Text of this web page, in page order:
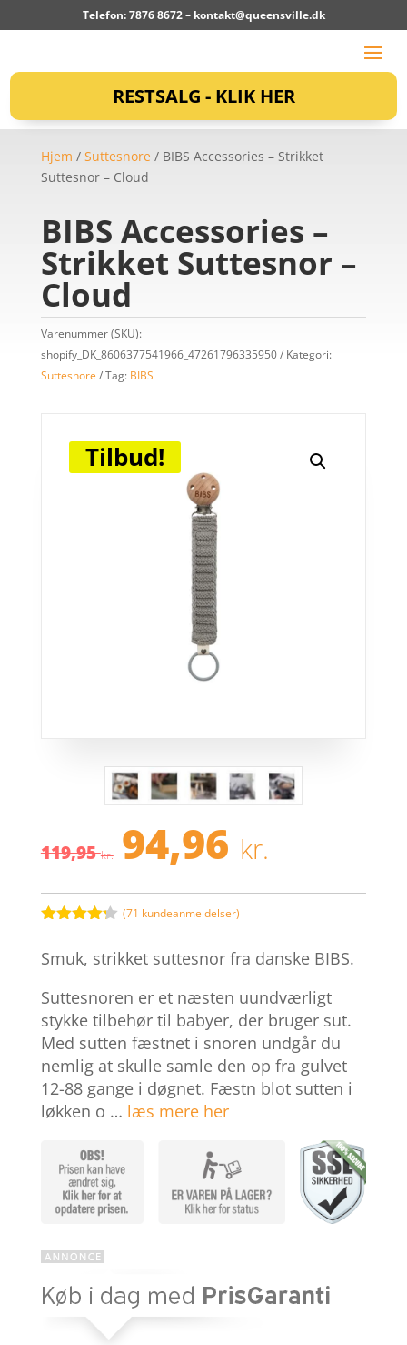
Telefon: 7876 8672 – kontakt@queensville.dk
RESTSALG - KLIK HER
Hjem / Suttesnore / BIBS Accessories – Strikket
Suttesnor – Cloud
BIBS Accessories –
Strikket Suttesnor –
Cloud
Varenummer (SKU):
shopify_DK_8606377541966_47261796335950
Kategori:
Suttesnore
Tag: BIBS
Tilbud!
119,95kr. Den
oprindelige
pris
var:
119,95 kr..
94,96 kr.
pris
er:
ud af 5
på
kundebedø
mmelser
(71 kundeanmeldelser)
Smuk, strikket suttesnor fra danske BIBS.
Suttesnoren er et næsten uundværligt
stykke tilbehør til babyer, der bruger sut.
Med sutten fæstnet i snoren undgår du
nemlig at skulle samle den op fra gulvet
12-88 gange i døgnet. Fæstn blot sutten i
løkken o … læs mere her